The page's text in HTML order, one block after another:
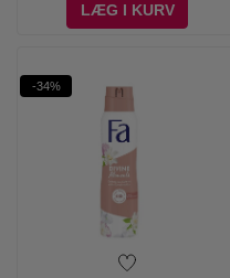
LÆG I KURV
-34%